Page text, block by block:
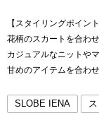
【スタイリングポイント
花柄のスカートを合わ
カジュアルなニットや
甘めのアイテムを合わ
SLOBE IENA